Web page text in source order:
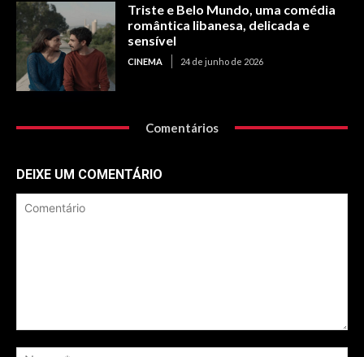
Triste e Belo Mundo, uma comédia
romântica libanesa, delicada e
sensível
CINEMA 24 de junho de 2026
Comentários
DEIXE UM COMENTÁRIO